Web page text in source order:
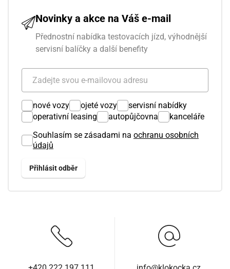
Novinky a akce na Váš e-mail
Přednostní nabídka testovacích jízd, výhodnější
servisní balíčky a další benefity
nové vozy ojeté vozy
servisní nabídky
operativní leasing
autopůjčovna
kanceláře
Souhlasím se zásadami na ochranu osobních
údajů